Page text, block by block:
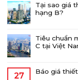
Tại sao giá
hạng B?
Tiêu chuẩn
C tại Việt
27 Báo giá